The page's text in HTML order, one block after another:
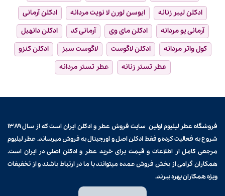
ادکلن لیبر زنانه
ایوسن لورن لا نویت مردانه
ادکلن آرمانی
آرمانی یو مردانه
ادکلن مای وی آرمانی کد
ادکلن دانهیل
کول واتر مردانه
ادکلن لاگوست لاگوست سبز
ادکلن کنزو
عطر تستر زنانه
عطر تستر مردانه
فروشگاه عطر لیلیوم اولین سایت فروشعطر و ادکلن
ایران است که از سال ۱۳۸۹
شروع به فعالیت کرده و فقط ادکلن اصل و اورجینال به فروش میرساند. عطر لیلیوم
مرجعی کامل از اطلاعات و قیمت برایخرید عطر و ادکلن اصلی در ایران است.
همکاران گرامی از بخش فروش عمده میتوانند با ما در ارتباط باشند و از تخفیفات
ویژه همکاران بهره ببرند.